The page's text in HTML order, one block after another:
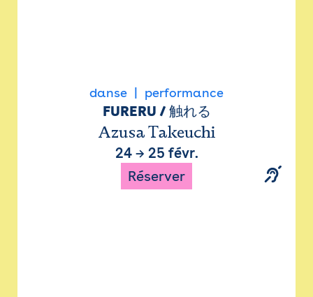
danse performance
FURERU / 触れる
Azusa Takeuchi
24→ 25 févr.
Réserver